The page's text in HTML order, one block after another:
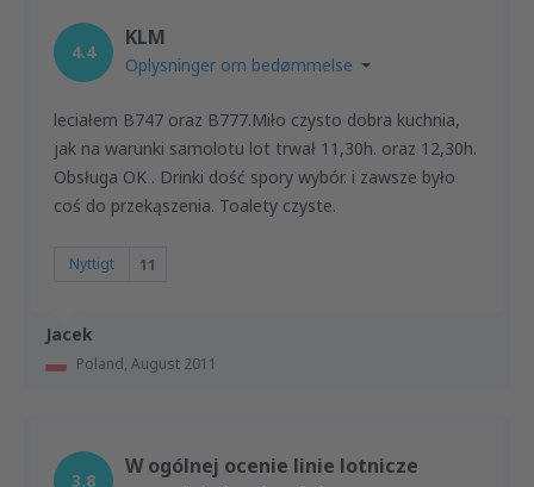
Jacek
Poland, August 2011
4.4
KLM
Oplysninger om bedømmelse
leciałem B747 oraz B777.Miło czysto dobra kuchnia,
jak na warunki samolotu lot trwał 11,30h. oraz 12,30h.
Obsługa OK . Drinki dość spory wybór. i zawsze było
coś do przekąszenia. Toalety czyste.
Nyttigt 11
3.8
W ogólnej ocenie linie lotnicze